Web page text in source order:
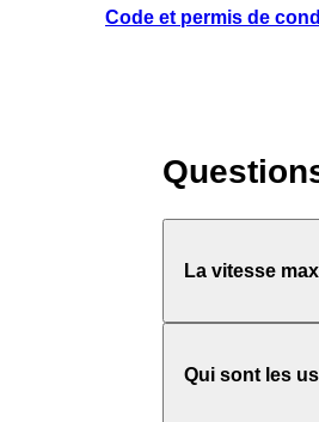
Code et permis de
La vitesse
Qui sont les